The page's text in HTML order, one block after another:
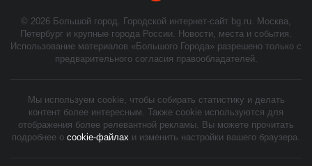
© 2026 Большой город. Городской интернет-сайт bg.ru. Москва,
Петербург и крупные города России. Новости, места и события.
Использование материалов «Большого Города» разрешено только с
предварительного согласия правообладателей.
Мы используем cookie, чтобы собирать статистику и делать
контент более интересным. Также cookie используются для
отображения более релевантной рекламы. Вы можете прочитать
подробнее о cookie-файлах и изменить настройки вашего браузера.